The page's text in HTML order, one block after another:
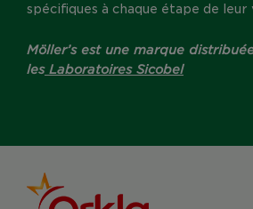
spécifiques à chaque étape de leur
Möller’s est une marque
lesLaboratoires Sicobel